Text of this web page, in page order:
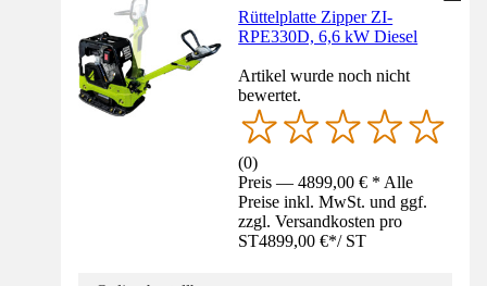
Rüttelplatte Zipper ZI-
RPE330D, 6,6 kW Diesel
Artikel wurde noch nicht
bewertet.
(0)
Preis — 4899,00 € * Alle
Preise inkl. MwSt. und ggf.
zzgl. Versandkosten pro
ST4899,00 €*/ ST